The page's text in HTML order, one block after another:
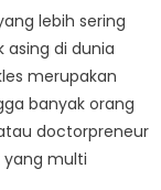
lebih sering
asing di dunia
merupakan
banyak orang
doctorpreneur
yang multi